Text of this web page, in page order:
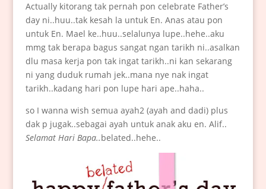
Actually kitorang tak pernah pon celebrate Father’s
day ni..huu..tak kesah la untuk En. Anas atau pon
untuk En. Mael ke..huu..selalunya lupe..hehe..aku
mmg tak berapa bagus sangat ngan tarikh ni..asalkan
dlu masa kerja pon tak ingat tarikh..ni kan sekarang
ni yang duduk rumah jek..mana nye nak ingat
tarikh..kadang hari pon lupe hari ape..haha..
so I wanna wish semua ayah2 (ayah and dadi) plus
dak p jugak..sebagai ayah untuk anak aku en. Alif..
Selamat Hari Bapa..belated..hehe..